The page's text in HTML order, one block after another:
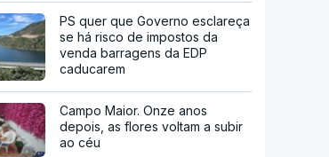
PS quer que Governo esclareça
se há risco de impostos da
venda barragens da EDP
caducarem
Campo Maior. Onze anos
depois, as flores voltam a subir
ao céu